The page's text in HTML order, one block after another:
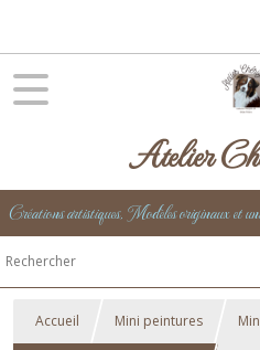
Atelier
Créations artistiques, Modèles originaux et
Accueil Mini peintures